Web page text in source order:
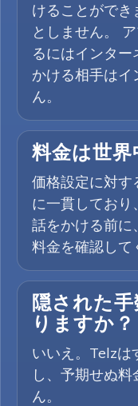
けることがで
としません。
るにはインタ
かける相手は
ん。
料金は世
価格設定に対す
に一貫してお
話をかける前に
料金を確認して
隠された
りますか？
いいえ。Telzは
し、予期せぬ
ん。